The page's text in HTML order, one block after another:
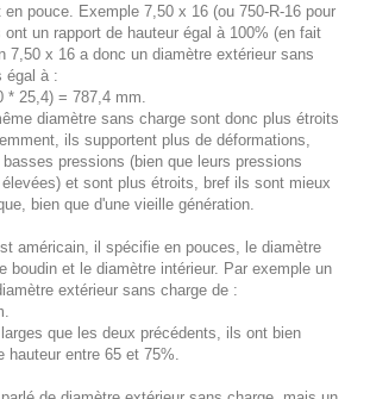
pouce. Exemple 7,50 x 16 (ou 750-R-16 pour
ont un rapport de hauteur égal à 100% (en fait
7,50 x 16 a donc un diamètre extérieur sans
égal à :
* 25,4) = 787,4 mm.
diamètre sans charge sont donc plus étroits
ils supportent plus de déformations,
pressions (bien que leurs pressions
et sont plus étroits, bref ils sont mieux
bien que d'une vieille génération.
américain, il spécifie en pouces, le diamètre
boudin et le diamètre intérieur. Par exemple un
extérieur sans charge de :
que les deux précédents, ils ont bien
hauteur entre 65 et 75%.